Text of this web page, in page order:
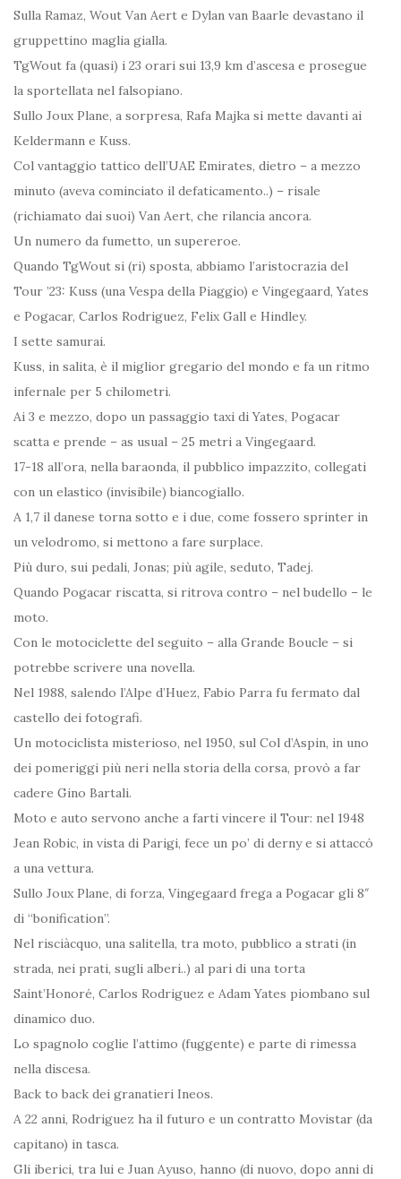
Sulla Ramaz, Wout Van Aert e Dylan van Baarle devastano il
gruppettino maglia gialla.
TgWout fa (quasi) i 23 orari sui 13,9 km d’ascesa e prosegue
la sportellata nel falsopiano.
Sullo Joux Plane, a sorpresa, Rafa Majka si mette davanti ai
Keldermann e Kuss.
Col vantaggio tattico dell’UAE Emirates, dietro – a mezzo
minuto (aveva cominciato il defaticamento..) – risale
(richiamato dai suoi) Van Aert, che rilancia ancora.
Un numero da fumetto, un supereroe.
Quando TgWout si (ri) sposta, abbiamo l’aristocrazia del
Tour ’23: Kuss (una Vespa della Piaggio) e Vingegaard, Yates
e Pogacar, Carlos Rodriguez, Felix Gall e Hindley.
I sette samurai.
Kuss, in salita, è il miglior gregario del mondo e fa un ritmo
infernale per 5 chilometri.
Ai 3 e mezzo, dopo un passaggio taxi di Yates, Pogacar
scatta e prende – as usual – 25 metri a Vingegaard.
17-18 all’ora, nella baraonda, il pubblico impazzito, collegati
con un elastico (invisibile) biancogiallo.
A 1,7 il danese torna sotto e i due, come fossero sprinter in
un velodromo, si mettono a fare surplace.
Più duro, sui pedali, Jonas; più agile, seduto, Tadej.
Quando Pogacar riscatta, si ritrova contro – nel budello – le
moto.
Con le motociclette del seguito – alla Grande Boucle – si
potrebbe scrivere una novella.
Nel 1988, salendo l’Alpe d’Huez, Fabio Parra fu fermato dal
castello dei fotografi.
Un motociclista misterioso, nel 1950, sul Col d’Aspin, in uno
dei pomeriggi più neri nella storia della corsa, provò a far
cadere Gino Bartali.
Moto e auto servono anche a farti vincere il Tour: nel 1948
Jean Robic, in vista di Parigi, fece un po’ di derny e si attaccò
a una vettura.
Sullo Joux Plane, di forza, Vingegaard frega a Pogacar gli 8″
di “bonification”.
Nel risciàcquo, una salitella, tra moto, pubblico a strati (in
strada, nei prati, sugli alberi..) al pari di una torta
Saint’Honoré, Carlos Rodriguez e Adam Yates piombano sul
dinamico duo.
Lo spagnolo coglie l’attimo (fuggente) e parte di rimessa
nella discesa.
Back to back dei granatieri Ineos.
A 22 anni, Rodriguez ha il futuro e un contratto Movistar (da
capitano) in tasca.
Gli iberici, tra lui e Juan Ayuso, hanno (di nuovo, dopo anni di